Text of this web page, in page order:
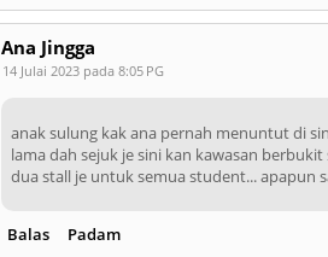
Ana Jingga
14 Julai 2023 pada 8:05 PG
anak sulung kak ana pernah menuntut di
lama dah sejuk je sini kan kawasan
dua stall je untuk semua student... apapun
Balas Padam